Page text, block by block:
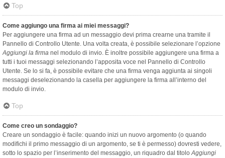
Top
Come aggiungo una firma ai miei messaggi?
Per aggiungere una firma ad un messaggio devi prima crearne una tramite il
Pannello di Controllo Utente. Una volta creata, è possibile selezionare l’opzione
Aggiungi la firma nel modulo di invio. È inoltre possibile aggiungere una firma a
tutti i tuoi messaggi selezionando l’apposita voce nel Pannello di Controllo
Utente. Se lo si fa, è possibile evitare che una firma venga aggiunta ai singoli
messaggi deselezionando la casella per aggiungere la firma all’interno del
modulo di invio.
Top
Come creo un sondaggio?
Creare un sondaggio è facile: quando inizi un nuovo argomento (o quando
modifichi il primo messaggio di un argomento, se ti è permesso) dovresti vedere,
sotto lo spazio per l’inserimento del messaggio, un riquadro dal titoloAggiungi